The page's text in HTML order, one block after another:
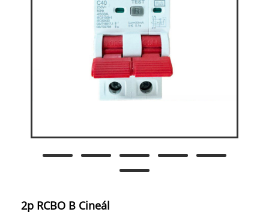
2p RCBO B Cineál